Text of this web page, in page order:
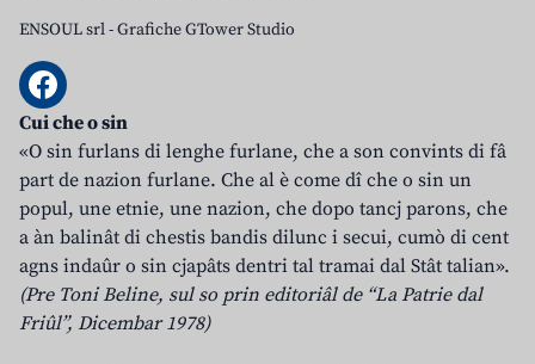
ENSOUL srl-Grafiche GTower Studio
Cui che o sin
«O sin furlans di lenghe furlane, che a son convints di fâ
part de nazion furlane. Che al è come dî che o sin un
popul, une etnie, une nazion, che dopo tancj parons, che
a àn balinât di chestis bandis dilunc i secui, cumò di cent
agns indaûr o sin cjapâts dentri tal tramai dal Stât talian».
(Pre Toni Beline, sul so prin editoriâl de “La Patrie dal
Friûl”, Dicembar 1978)